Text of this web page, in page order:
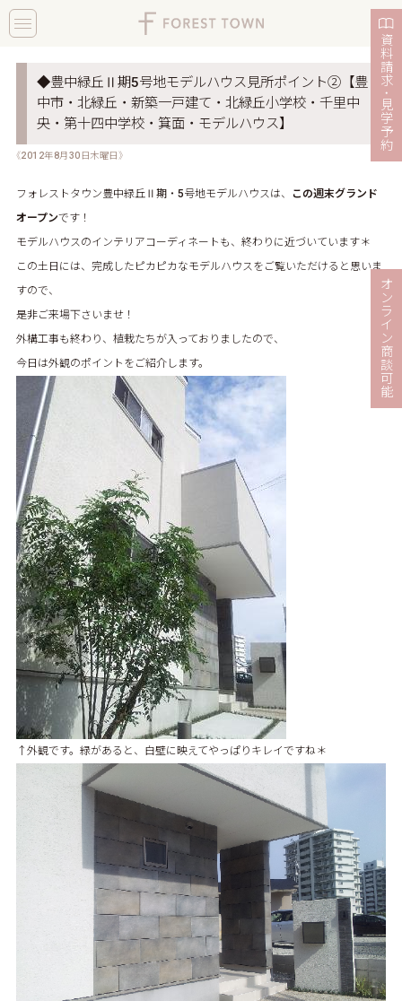
toggle
navigation
◆豊中緑丘Ⅱ期5号地モデルハウス見所ポイント②【豊
中市・北緑丘・新築一戸建て・北緑丘小学校・千里中
央・第十四中学校・箕面・モデルハウス】
《2012年8月30日木曜日》
フォレストタウン豊中緑丘Ⅱ期・5号地モデルハウスは、
この週末グランド
オープンです！
モデルハウスのインテリアコーディネートも、終わりに近づいています＊
この土日には、完成したピカピカなモデルハウスをご覧いただけると思いま
すので、
是非ご来場下さいませ！
外構工事も終わり、植栽たちが入っておりましたので、
今日は外観のポイントをご紹介します。
↑ 外観です。緑があると、白壁に映えてやっぱりキレイですね＊
資
料
請
求
・
見
学
予
約
オ
ン
ラ
イ
ン
商
談
可
能